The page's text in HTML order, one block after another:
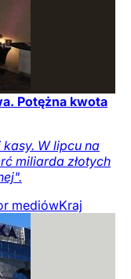
Potężna kwota
kasy. W lipcu na
miliarda złotych
mediówKraj